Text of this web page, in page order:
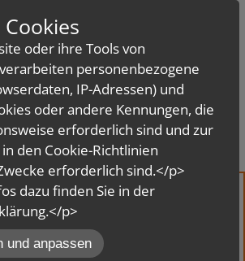
MENÜ
§ 5 Digitale-
oder ihre Tools von
personenbezogene
IP-Adressen) und
oder andere Kennungen, die
erforderlich sind und zur
den Cookie-Richtlinien
erforderlich sind.</p>
dazu finden Sie in der
p>
und anpassen